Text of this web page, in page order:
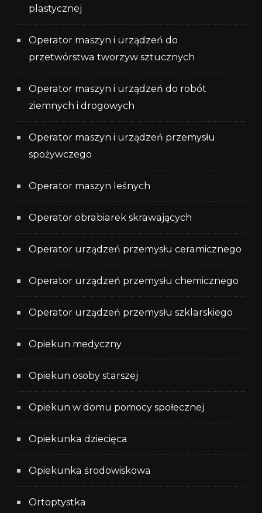
plastycznej
Operator maszyn i urządzeń do
przetwórstwa tworzyw sztucznych
Operator maszyn i urządzeń do robót
ziemnych i drogowych
Operator maszyn i urządzeń przemysłu
spożywczego
Operator maszyn leśnych
Operator obrabiarek skrawających
Operator urządzeń przemysłu ceramicznego
Operator urządzeń przemysłu chemicznego
Operator urządzeń przemysłu szklarskiego
Opiekun medyczny
Opiekun osoby starszej
Opiekun w domu pomocy społecznej
Opiekunka dziecięca
Opiekunka środowiskowa
Ortoptystka